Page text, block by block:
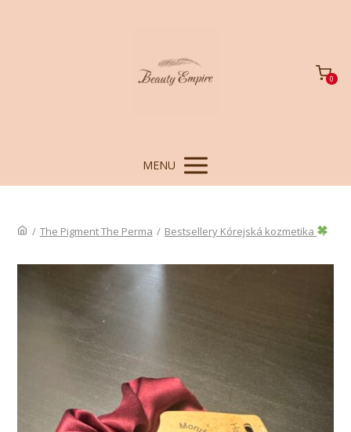
0
MENU
/ The Pigment The Perma / Bestsellery Kórejská kozmetika